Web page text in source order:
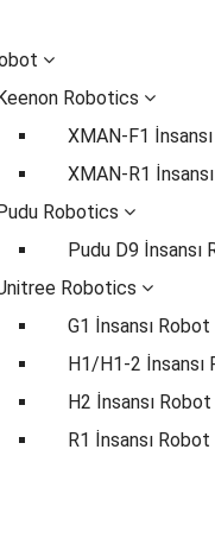
Keenon Robotics
XMAN-F1
XMAN-R1
Pudu Robotics
Pudu D9 İnsansı
Robotics
G1 İnsansı Robot
H1/H1-2 İnsansı
H2 İnsansı Robot
R1 İnsansı Robot